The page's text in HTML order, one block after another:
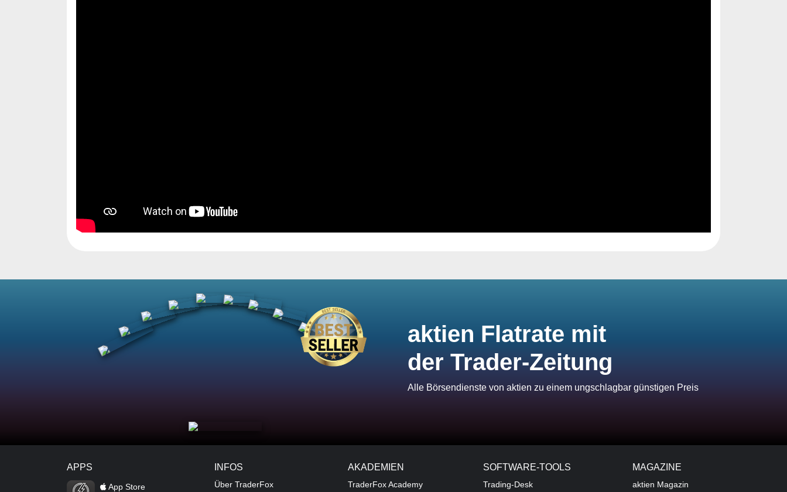
aktien Flatrate mit
der Trader-Zeitung
Alle Börsendienste von aktien zu einem ungschlagbar günstigen Preis
APPS
TraderFox Flash
App Store
INFOS
Über TraderFox
AKADEMIEN
TraderFox Academy
SOFTWARE-TOOLS
Trading-Desk
MAGAZINE
aktien Magazin